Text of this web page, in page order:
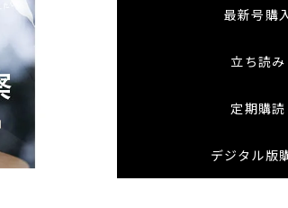
最新号購
立ち読み
定期購読
デジタル版